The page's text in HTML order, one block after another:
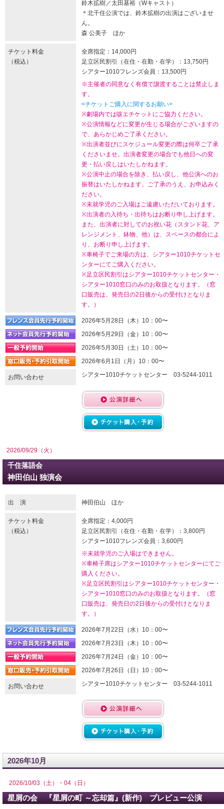
鈴木拡樹／太田基裕（Wキャスト）
＊北千住公演では、鈴木拡樹の出演はございませ
ん。
森 公美子 ほか
チケット料金
（税込）
全席指定：14,000円
足立区民割引（在住・在勤・在学）：13,750円
シアター1010フレンズ会員：13,500円
※主催者の同意なく有償で譲渡することは禁止しま
す。
<チケットご購入に関するお願い>
※劇場内では咳エチケットにご協力ください。
※公演情報などに変更が生じる場合がございますの
で、あらかじめご了承ください。
※出演者並びにスケジュール変更の際は何卒ご了承
くださいませ。出演者変更の場合でも他日への変
更・払い戻しはいたしかねます。
※公演中止の場合を除き、払い戻し、他公演へのお
振替はいたしかねます。ご了承のうえ、お申込みく
ださい。
※未就学児のご入場はご遠慮いただいております。
※出演者の入待ち・出待ちはお断り申し上げます。
また、出演者に対してのお祝い花（スタンド花、ア
レンジメント、鉢物、他）は、スペースの都合によ
り、お断り申し上げます。
※車椅子でご来場の方は、シアター1010チケットセ
ンターにてご購入ください。
※足立区民割引はシアター1010チケットセンター・
シアター1010窓口のみのお取扱となります。（窓
口販売は、発売日の2日後からの受付けとなりま
す。）
2026年5月28日（木）10：00〜
2026年5月29日（金）10：00〜
2026年5月30日（土）10：00〜
2026年6月1日（月）10：00〜
お問い合わせ シアター1010チケットセンター 03-5244-1011
2026/09/29（火）
千住落語会
神田伯山 独演会
出 演 神田伯山 ほか
チケット料金
（税込）
全席指定：4,000円
足立区民割引（在住・在勤・在学）：3,800円
シアター1010フレンズ会員：3,600円
※未就学児のご入場はできません。
※車椅子席はシアター1010チケットセンターにてご
購入ください。
※足立区民割引はシアター1010チケットセンター・
シアター1010窓口のみのお取扱となります。（窓
口販売は、発売日の2日後からの受付けとなりま
す。）
2026年7月22日（水）10：00〜
2026年7月23日（木）10：00〜
2026年7月24日（金）10：00〜
2026年7月26日（日）10：00〜
お問い合わせ シアター1010チケットセンター 03-5244-1011
2026年10月
2026/10/03（土）・04（日）
星屑の会 『星屑の町 ～忘却篇』(新作) プレビュー公演